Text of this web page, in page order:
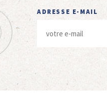
ADRESSE E-MAIL